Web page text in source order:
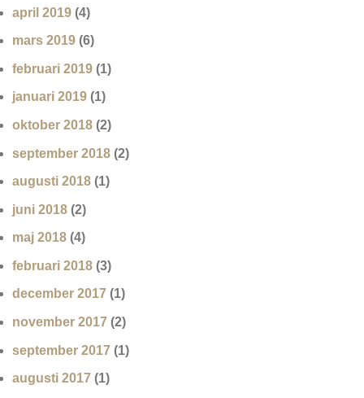
april 2019 (4)
mars 2019 (6)
februari 2019 (1)
januari 2019 (1)
oktober 2018 (2)
september 2018 (2)
augusti 2018 (1)
juni 2018 (2)
maj 2018 (4)
februari 2018 (3)
december 2017 (1)
november 2017 (2)
september 2017 (1)
augusti 2017 (1)